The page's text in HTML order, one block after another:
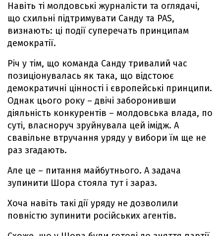
Навіть ті молдовські журналісти та оглядачі,
що схильні підтримувати Санду та PAS,
визнають: ці події суперечать принципам
демократії.
Річ у тім, що команда Санду тривалий час
позиціонувалась як така, що відстоює
демократичні цінності і європейські принципи.
Однак цього року – двічі заборонивши
діяльність конкурентів – молдовська влада, по
суті, власноруч зруйнувала цей імідж. А
свавільне втручання уряду у вибори їм ще не
раз згадають.
Але це – питання майбутнього. А задача
зупинити Шора стояла тут і зараз.
Хоча навіть такі дії уряду не дозволили
повністю зупинити російських агентів.